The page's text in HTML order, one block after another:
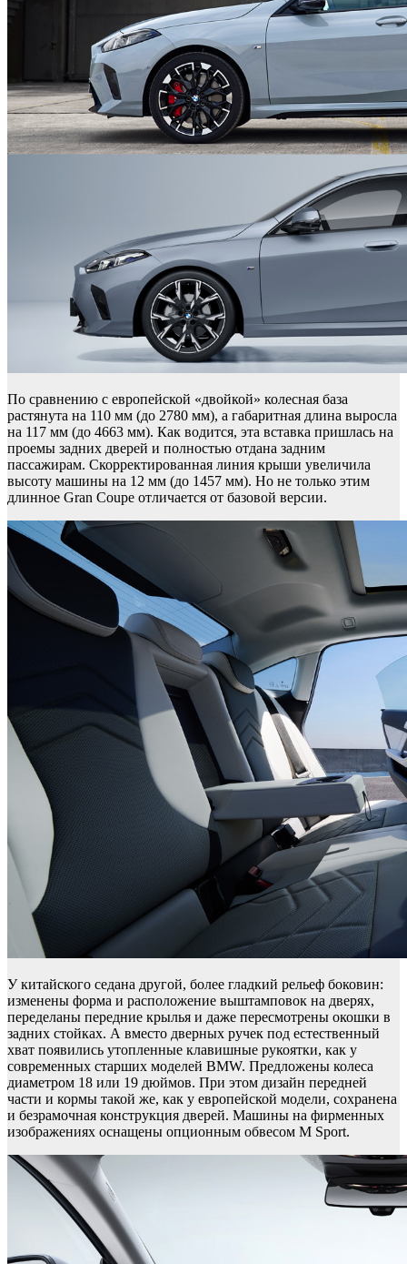
По сравнению с европейской «двойкой» колесная база
растянута на 110 мм (до 2780 мм), а габаритная длина выросла
на 117 мм (до 4663 мм). Как водится, эта вставка пришлась на
проемы задних дверей и полностью отдана задним
пассажирам. Скорректированная линия крыши увеличила
высоту машины на 12 мм (до 1457 мм). Но не только этим
длинное Gran Coupe отличается от базовой версии.
У китайского седана другой, более гладкий рельеф боковин:
изменены форма и расположение выштамповок на дверях,
переделаны передние крылья и даже пересмотрены окошки в
задних стойках. А вместо дверных ручек под естественный
хват появились утопленные клавишные рукоятки, как у
современных старших моделей BMW. Предложены колеса
диаметром 18 или 19 дюймов. При этом дизайн передней
части и кормы такой же, как у европейской модели, сохранена
и безрамочная конструкция дверей. Машины на фирменных
изображениях оснащены опционным обвесом M Sport.